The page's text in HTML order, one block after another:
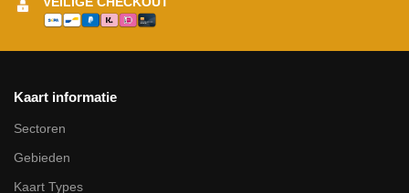
Kaart informatie
Sectoren
Gebieden
Kaart Types